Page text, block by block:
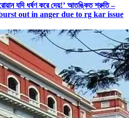
যদি ধর্ষণ করে দেয়!’ আতঙ্কিত শ্রুতি –
out in anger due to rg kar issue